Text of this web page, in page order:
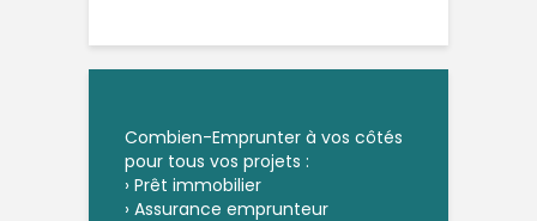
Combien-Emprunter à vos côtés
pour tous vos projets :
› Prêt immobilier
› Assurance emprunteur